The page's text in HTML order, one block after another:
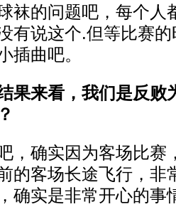
的问题吧，每个人
有说这个.但等比赛
插曲吧。
来看，我们是反败
确实因为客场比赛
的客场长途飞行，非
确实是非常开心的事